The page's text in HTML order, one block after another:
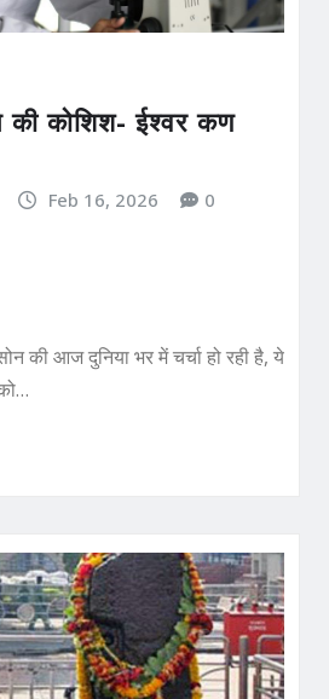
की कोशिश- ईश्वर कण
Feb 16, 2026 0
की आज दुनिया भर में चर्चा हो रही है, ये